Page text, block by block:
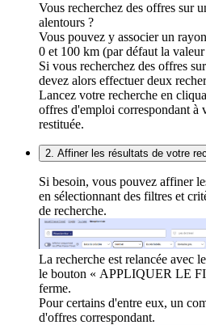
Vous recherchez des offres sur
alentours ?
Vous pouvez y associer un
0 et 100 km (par défaut la
Si vous recherchez des offres
devez alors effectuer deux
Lancez votre recherche en
offres d'emploi correspondant à
restituée.
2. Affiner les résultats de votre
Si besoin, vous pouvez affiner
en sélectionnant des filtres et
de recherche.
La recherche est relancée avec
le bouton « APPLIQUER LE
ferme.
Pour certains d'entre eux, un
d'offres correspondant.